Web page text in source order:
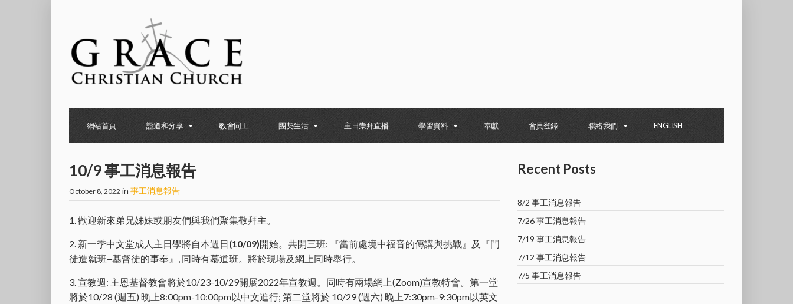
網站首頁 證道和分享 教會同工 團契生活 主日崇拜直播 學習資料 奉獻 會員登錄 聯絡我們 ENGLISH
10/9 事工消息報告
October 8, 2022 in 事工消息報告
1. 歡迎新來弟兄姊妹或朋友們與我們聚集敬拜主。
2. 新一季中文堂成人主日學將自本週日(10/09)開始。共開三班: 『當前處境中福音的傳講與挑戰』及『門
徒造就班–基督徒的事奉』, 同時有慕道班。將於現場及網上同時舉行。
3. 宣教週: 主恩基督教會將於10/23-10/29開展2022年宣教週。同時有兩場網上(Zoom)宣教特會。第一堂
將於10/28 (週五) 晚上8:00pm-10:00pm以中文進行; 第二堂將於 10/29 (週六) 晚上7:30pm-9:30pm以英文
Recent Posts
8/2 事工消息報告
7/26 事工消息報告
7/19 事工消息報告
7/12 事工消息報告
7/5 事工消息報告